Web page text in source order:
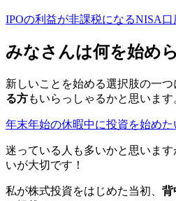
IPOの利益が非課税になるNISA口
みなさんは何を始め
新しいことを始める選択肢の一つ
る方もいらっしゃるかと思います
年末年始の休暇中に投資を始めた
迷っている人も多いかと思いま
いが大切です！
私が株式投資をはじめた当初、 背